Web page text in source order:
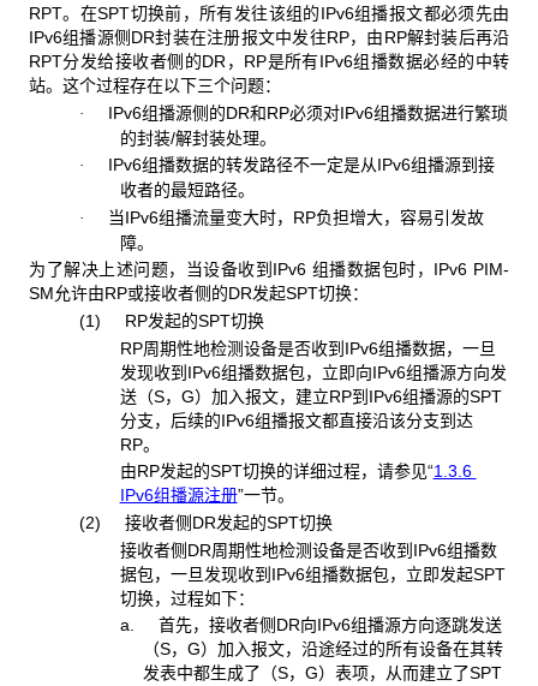
RPT。在SPT切换前，所有发往该组的IPv6组播报文都必须先由
IPv6组播源侧DR封装在注册报文中发往RP，由RP解封装后再沿
RPT分发给接收者侧的DR，RP是所有IPv6组播数据必经的中转
站。这个过程存在以下三个问题：
· IPv6组播源侧的DR和RP必须对IPv6组播数据进行繁琐
的封装/解封装处理。
· IPv6组播数据的转发路径不一定是从IPv6组播源到接
收者的最短路径。
· 当IPv6组播流量变大时，RP负担增大，容易引发故
障。
为了解决上述问题，当设备收到IPv6 组播数据包时，IPv6 PIM-
SM允许由RP或接收者侧的DR发起SPT切换：
(1) RP发起的SPT切换
RP周期性地检测设备是否收到IPv6组播数据，一旦
发现收到IPv6组播数据包，立即向IPv6组播源方向发
送（S，G）加入报文，建立RP到IPv6组播源的SPT
分支，后续的IPv6组播报文都直接沿该分支到达
RP。
由RP发起的SPT切换的详细过程，请参见“1.3.6
IPv6组播源注册”一节。
(2) 接收者侧DR发起的SPT切换
接收者侧DR周期性地检测设备是否收到IPv6组播数
据包，一旦发现收到IPv6组播数据包，立即发起SPT
切换，过程如下：
a. 首先，接收者侧DR向IPv6组播源方向逐跳发送
（S，G）加入报文，沿途经过的所有设备在其转
发表中都生成了（S，G）表项，从而建立了SPT